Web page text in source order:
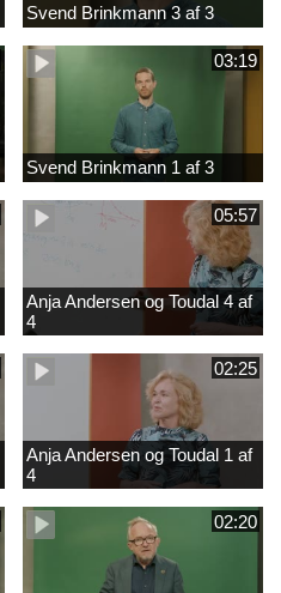
Svend Brinkmann 3 af 3
03:19
Svend Brinkmann 1 af 3
05:57
Anja Andersen og Toudal 4 af
4
02:25
Anja Andersen og Toudal 1 af
4
02:20